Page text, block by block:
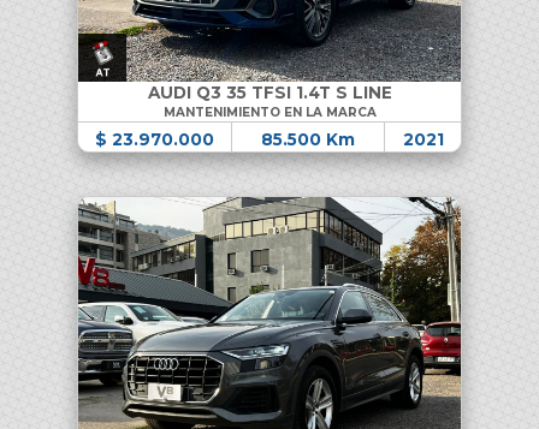
AUDI Q3 35 TFSI 1.4T S LINE
MANTENIMIENTO EN LA MARCA
$ 23.970.000 85.500 Km 2021